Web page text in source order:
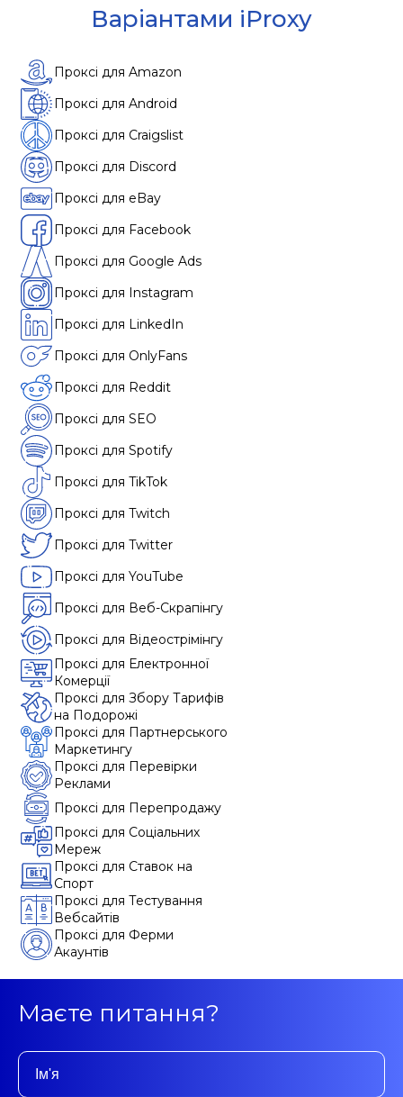
Варіантами iProxy
Проксі для Amazon
Проксі для Android
Проксі для Craigslist
Проксі для Discord
Проксі для eBay
Проксі для Facebook
Проксі для Google Ads
Проксі для Instagram
Проксі для LinkedIn
Проксі для OnlyFans
Проксі для Reddit
Проксі для SEO
Проксі для Spotify
Проксі для TikTok
Проксі для Twitch
Проксі для Twitter
Проксі для YouTube
Проксі для Веб-Скрапінгу
Проксі для Відеострімінгу
Проксі для Електронної
Комерції
Проксі для Збору Тарифів
на Подорожі
Проксі для Партнерського
Маркетингу
Проксі для Перевірки
Реклами
Проксі для Перепродажу
Проксі для Соціальних
Мереж
Проксі для Ставок на
Спорт
Проксі для Тестування
Вебсайтів
Проксі для Ферми
Акаунтів
Маєте питання?